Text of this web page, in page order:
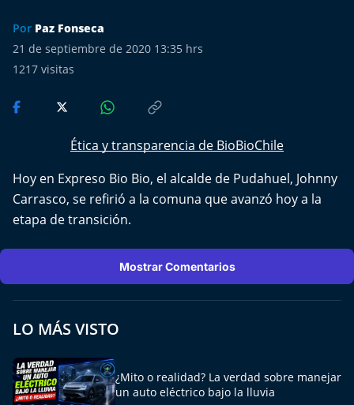
Realizadores
Más de 100 Días
Cultura y Espectáculos
Del Fin del Mundo
Deportes
Por Paz Fonseca
21 de septiembre de 2020 13:35 hrs
1217 visitas
Ética y transparencia de BioBioChile
Hoy en Expreso Bio Bio, el alcalde de Pudahuel, Johnny
Carrasco, se refirió a la comuna que avanzó hoy a la
etapa de transición.
Mostrar Comentarios
LO MÁS VISTO
¿Mito o realidad? La verdad sobre manejar
un auto eléctrico bajo la lluvia